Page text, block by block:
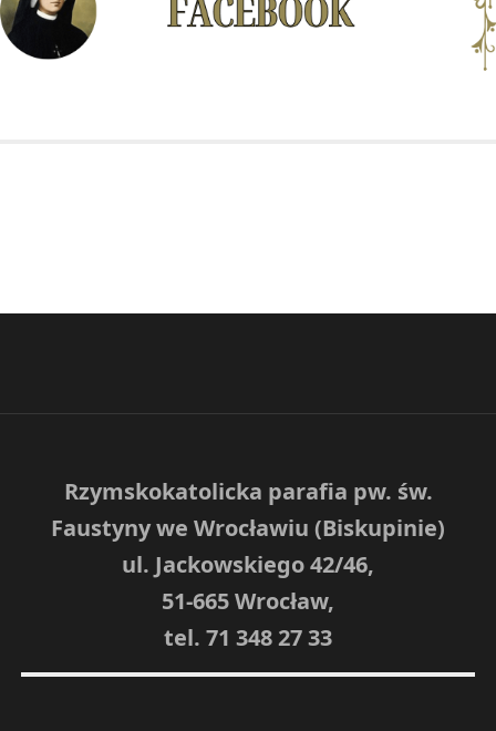
Rzymskokatolicka parafia pw. św.
Faustyny we Wrocławiu (Biskupinie)
ul. Jackowskiego 42/46,
51-665 Wrocław,
tel. 71 348 27 33